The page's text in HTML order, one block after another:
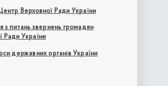
Верховної Ради України
з питань звернень громадян
Ради України
державних органів України